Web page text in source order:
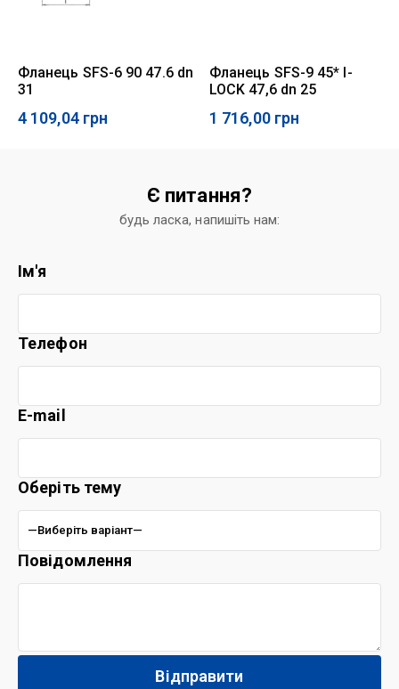
Фланець SFS-6 90 47.6 dn
31
4 109,04 грн
Фланець SFS-9 45* I-
LOCK 47,6 dn 25
1 716,00 грн
Є питання?
будь ласка, напишіть нам:
Ім'я
Телефон
E-mail
Оберіть тему
Повідомлення